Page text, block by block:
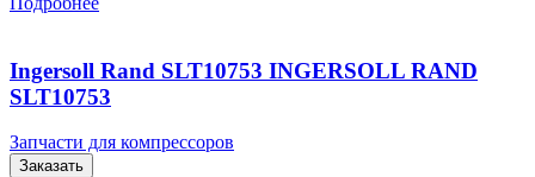
Ingersoll Rand SLT10753 INGERSOLL RAND
SLT10753
Запчасти для компрессоров
Заказать